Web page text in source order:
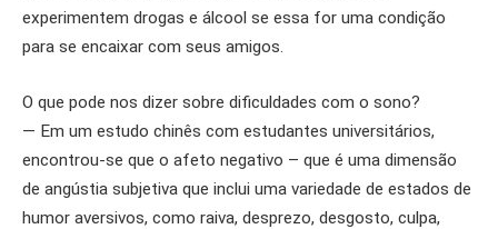
experimentem drogas e álcool se essa for uma condição
para se encaixar com seus amigos.
O que pode nos dizer sobre dificuldades com o sono?
— Em um estudo chinês com estudantes universitários,
encontrou-se que o afeto negativo – que é uma dimensão
de angústia subjetiva que inclui uma variedade de estados de
humor aversivos, como raiva, desprezo, desgosto, culpa,